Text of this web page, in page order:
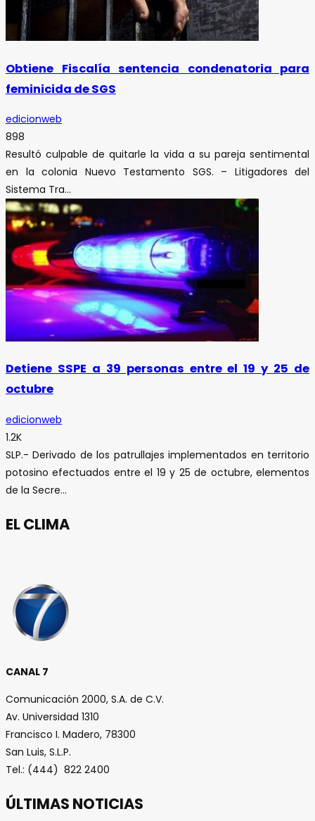
Obtiene Fiscalía sentencia condenatoria para
feminicida de SGS
edicionweb
898
Resultó culpable de quitarle la vida a su pareja sentimental
en la colonia Nuevo Testamento SGS. – Litigadores del
Sistema Tra...
Detiene SSPE a 39 personas entre el 19 y 25 de
octubre
edicionweb
1.2K
SLP.- Derivado de los patrullajes implementados en territorio
potosino efectuados entre el 19 y 25 de octubre, elementos
de la Secre...
EL CLIMA
CANAL 7
Comunicación 2000, S.A. de C.V.
Av. Universidad 1310
Francisco I. Madero, 78300
San Luis, S.L.P.
Tel.: (444) 822 2400
ÚLTIMAS NOTICIAS